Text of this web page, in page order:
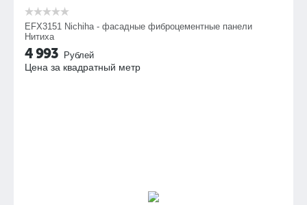
EFX3151 Nichiha - фасадные фиброцементные панели
Нитиха
4 993 Рублей
Цена за квадратный метр